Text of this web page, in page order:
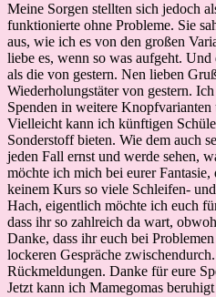
Meine Sorgen stellten sich jedoch
funktionierte ohne Probleme. Sie
aus, wie ich es von den großen
liebe es, wenn so was aufgeht.
als die von gestern. Nen lieben
Wiederholungstäter von gestern.
Spenden in weitere Knopfvarianten
Vielleicht kann ich künftigen
Sonderstoff bieten. Wie dem auch
jeden Fall ernst und werde sehen,
möchte ich mich bei eurer
keinem Kurs so viele Schleifen-
Hach, eigentlich möchte ich euch
dass ihr so zahlreich da wart,
Danke, dass ihr euch bei
lockeren Gespräche
Rückmeldungen. Danke für eure
Jetzt kann ich Mamegomas